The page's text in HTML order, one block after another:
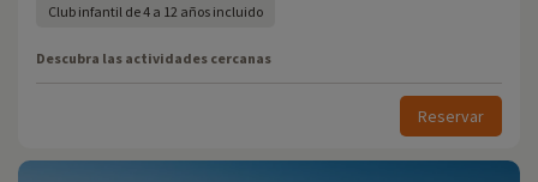
Club infantil de 4 a 12 años incluido
Descubra las actividades cercanas
Reservar